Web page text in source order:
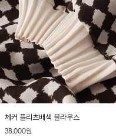
체커 플리츠배색 블라우스
38,000원